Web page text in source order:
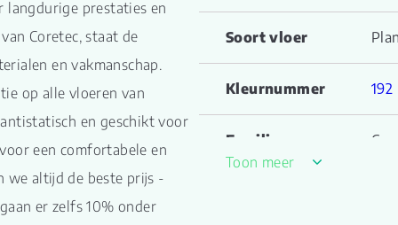
langdurige prestaties en
Coretec, staat de
en vakmanschap.
op alle vloeren van
en geschikt voor
een comfortabele en
we altijd de beste prijs -
er zelfs 10% onder
Soort vloer
Kleurnummer 192
Familienaam
Toon meer